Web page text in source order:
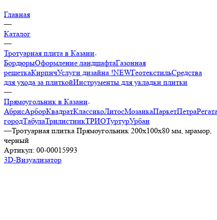
Главная
—
Каталог
—
Тротуарная плита в Казани
БордюрыОформление ландшафтаГазонная
решеткаКирпичУслуги дизайна !NEWГеотекстильСредства
для ухода за плиткойИнструменты для укладки плитки
—
Прямоугольник в Казани
АбрисАрборКвадратКлассикоЛитосМозаикаПаркетПетра
городТабулаТрилистникТРИОТуртурУрбан
—Тротуарная плитка Прямоугольник 200х100х80 мм, мрамор,
черный
Артикул: 00-00015993
3D-Визуализатор